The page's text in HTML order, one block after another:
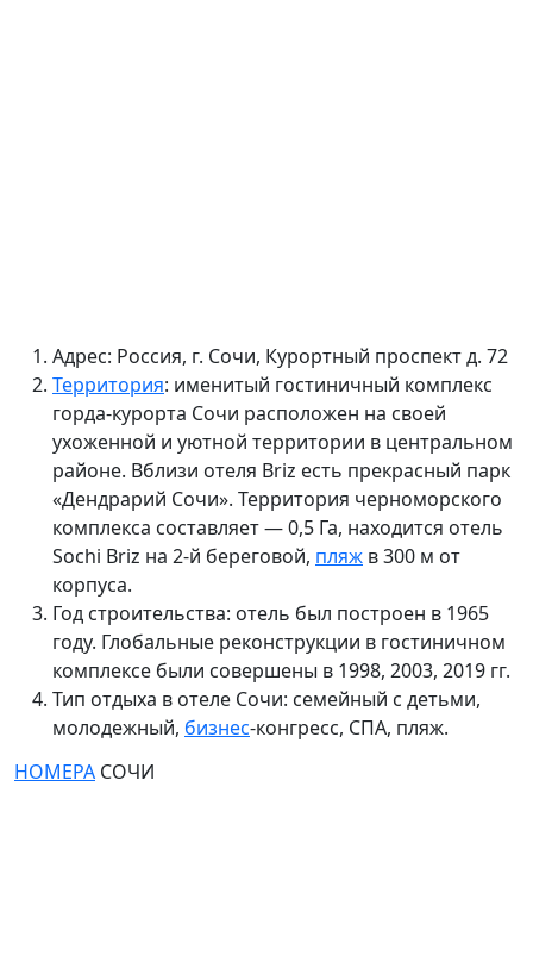
Адрес: Россия, г. Сочи, Курортный проспект д. 72
Территория: именитый гостиничный комплекс
горда-курорта Сочи расположен на своей
ухоженной и уютной территории в центральном
районе. Вблизи отеля Briz есть прекрасный парк
«Дендрарий Сочи». Территория черноморского
комплекса составляет — 0,5 Га, находится отель
Sochi Briz на 2-й береговой, пляж в 300 м от
корпуса.
Год строительства: отель был построен в 1965
году. Глобальные реконструкции в гостиничном
комплексе были совершены в 1998, 2003, 2019 гг.
Тип отдыха в отеле Сочи: семейный с детьми,
молодежный, бизнес-конгресс, СПА, пляж.
НОМЕРА СОЧИ